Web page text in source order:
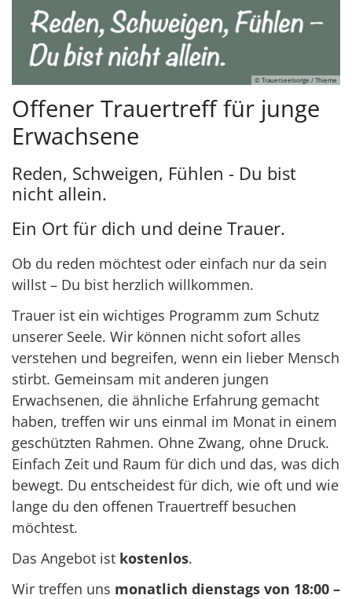
© Trauerseelsorge / Thieme
Offener Trauertreff für junge
Erwachsene
Reden, Schweigen, Fühlen - Du bist
nicht allein.
Ein Ort für dich und deine Trauer.
Ob du reden möchtest oder einfach nur da sein
willst – Du bist herzlich willkommen.
Trauer ist ein wichtiges Programm zum Schutz
unserer Seele. Wir können nicht sofort alles
verstehen und begreifen, wenn ein lieber Mensch
stirbt. Gemeinsam mit anderen jungen
Erwachsenen, die ähnliche Erfahrung gemacht
haben, treffen wir uns einmal im Monat in einem
geschützten Rahmen. Ohne Zwang, ohne Druck.
Einfach Zeit und Raum für dich und das, was dich
bewegt. Du entscheidest für dich, wie oft und wie
lange du den offenen Trauertreff besuchen
möchtest.
Das Angebot ist kostenlos.
Wir treffen uns monatlich dienstags von 18:00 –